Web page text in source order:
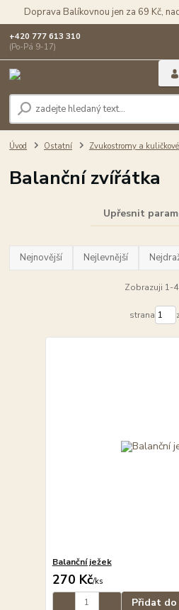
Doprava Balíkovnou jen za 69 Kč,
+420 777 613 310
(Po-Pá 9-17)
Úvod Ostatní Zvukostromy a
Balanční zvířátka
Upřesnit
Nejnovější Nejlevnější
Zobrazuji 1-
strana
Balanční ježek
270 Kč/ks
Přidat do